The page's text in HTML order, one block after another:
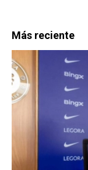
Más reciente